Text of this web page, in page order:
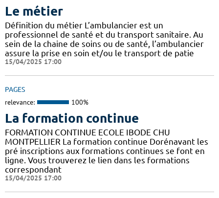
Le métier
Définition du métier L’ambulancier est un
professionnel de santé et du transport sanitaire. Au
sein de la chaine de soins ou de santé, l’ambulancier
assure la prise en soin et/ou le transport de patie
15/04/2025 17:00
PAGES
relevance: 100%
La formation continue
FORMATION CONTINUE ECOLE IBODE CHU
MONTPELLIER La formation continue Dorénavant les
pré inscriptions aux formations continues se font en
ligne. Vous trouverez le lien dans les formations
correspondant
15/04/2025 17:00